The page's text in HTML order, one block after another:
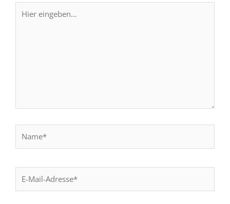
eingeben…
Mail-